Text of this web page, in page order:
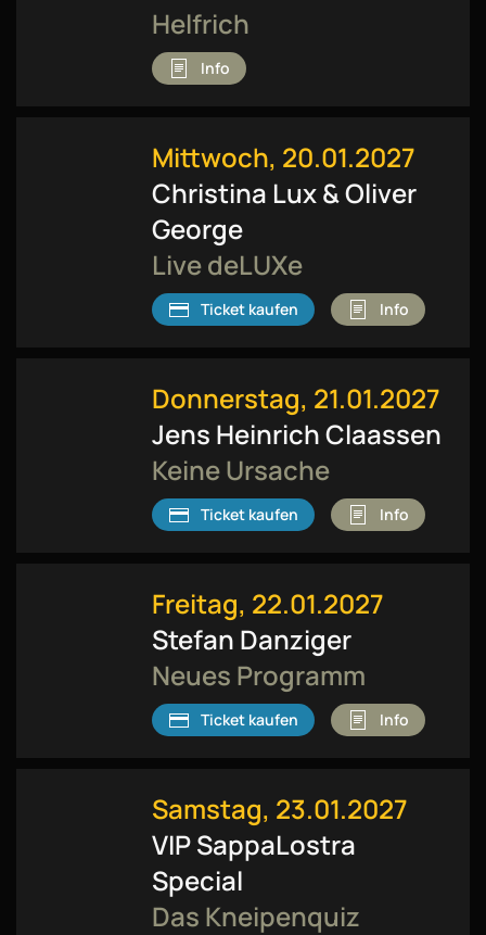
Helfrich
Info
Mittwoch, 20.01.2027
Christina Lux & Oliver
George
Live deLUXe
Ticket kaufen Info
Donnerstag, 21.01.2027
Jens Heinrich Claassen
Keine Ursache
Ticket kaufen Info
Freitag, 22.01.2027
Stefan Danziger
Neues Programm
Ticket kaufen Info
Samstag, 23.01.2027
VIP SappaLostra
Special
Das Kneipenquiz